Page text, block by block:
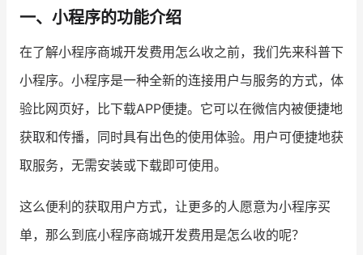
私域课程 新零售内参
增长俱乐部
商家社区 社群交流
合作共进
入驻有赞 认证代理商
认证服务商 设计服务商
一、小程序的功能介绍
在了解小程序商城开发费用怎么收之前，我们先来科普下
小程序。小程序是一种全新的连接用户与服务的方式，体
验比网页好，比下载APP便捷。它可以在微信内被便捷地
获取和传播，同时具有出色的使用体验。用户可便捷地获
取服务，无需安装或下载即可使用。
这么便利的获取用户方式，让更多的人愿意为小程序买
单，那么到底小程序商城开发费用是怎么收的呢？